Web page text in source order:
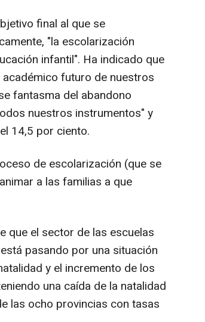
final al que se
"la escolarización
infantil". Ha indicado que
futuro de nuestros
fantasma del abandono
nuestros instrumentos" y
14,5 por ciento.
de escolarización (que se
a las familias a que
que el sector de las escuelas
pasando por una situación
y el incremento de los
una caída de la natalidad
las ocho provincias con tasas